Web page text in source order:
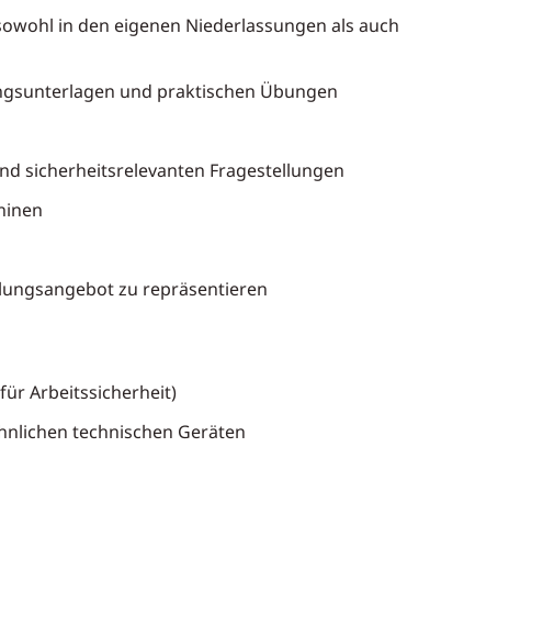
in den eigenen Niederlassungen als auch
und praktischen Übungen
sicherheitsrelevanten Fragestellungen
zu repräsentieren
Arbeitssicherheit)
technischen Geräten